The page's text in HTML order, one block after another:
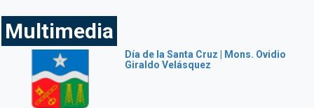
Multimedia
Día de la Santa Cruz | Mons. Ovidio
Giraldo Velásquez